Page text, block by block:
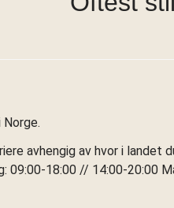
avhengig av hvor i landet
09:00-18:00 // 14:00-20:00